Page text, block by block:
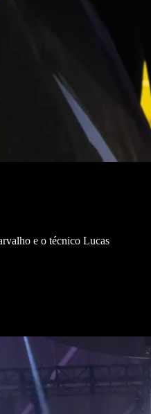
e o técnico Lucas